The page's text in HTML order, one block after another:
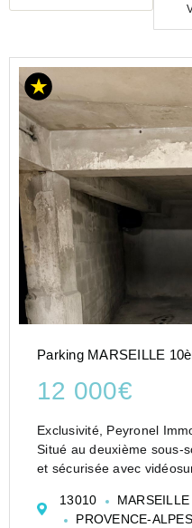
ACHAT
PARKING
PROVENCE-
ALPES-
COTE-D-
AZUR
BOUCHES-
DU-RHONE
(13)
MARSEILLE
10 (13010)
Parking MARSEILLE
12 000€
Exclusivité, Peyronel
Situé au deuxième sous-
et sécurisée avec
Facilement boxable, il
13010
PROVENCE-